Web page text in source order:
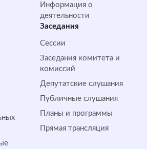
Информация о
деятельности
Заседания
Сессии
Заседания комитета и
комиссий
Депутатские слушания
Публичные слушания
Планы и программы
Прямая трансляция